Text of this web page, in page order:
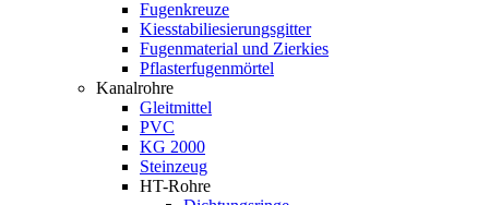
Fugenkreuze
Kiesstabiliesierungsgitter
Fugenmaterial und Zierkies
Pflasterfugenmörtel
Kanalrohre
Gleitmittel
PVC
KG 2000
Steinzeug
HT-Rohre